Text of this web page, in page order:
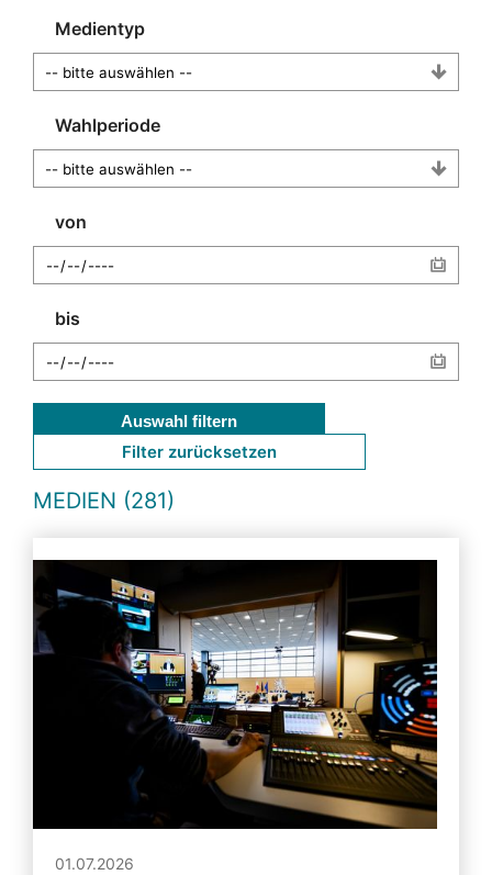
Medientyp
Wahlperiode
von
bis
Auswahl filtern
Filter zurücksetzen
MEDIEN (281)
01.07.2026